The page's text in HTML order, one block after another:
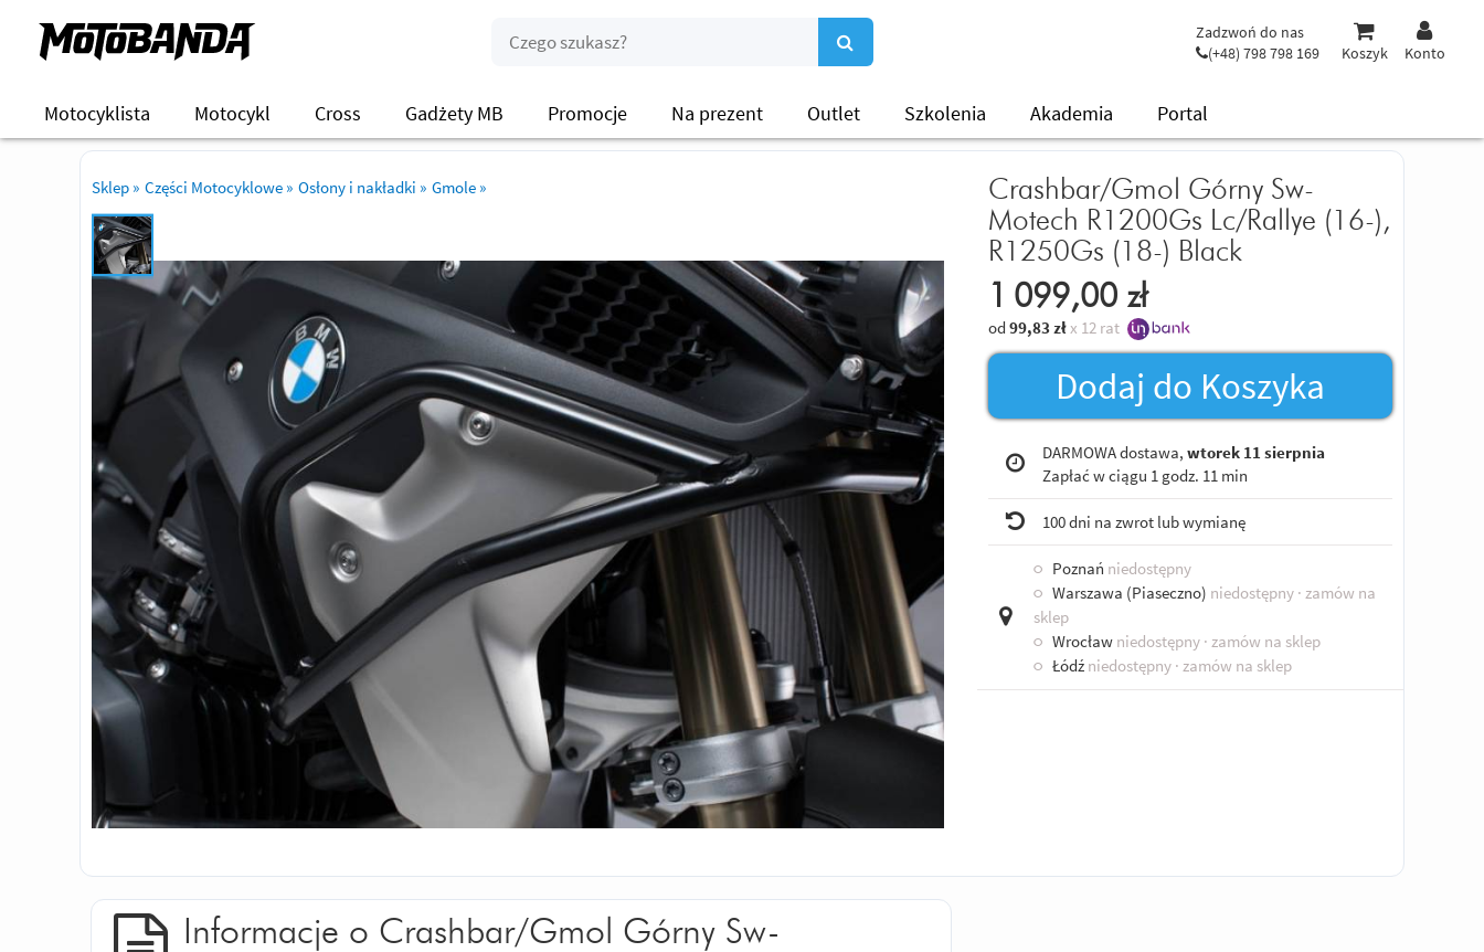
Zadzwoń do nas
(+48) 798 798 169
Koszyk Konto
Motocyklista Motocykl Cross Gadżety MB Promocje Na prezent Outlet Szkolenia Akademia Portal
Sklep » Części Motocyklowe » Osłony i nakładki » Gmole »
Crashbar/Gmol Górny Sw-
Motech R1200Gs Lc/Rallye (16-),
R1250Gs (18-) Black
1 099,00 zł
od 99,83 zł x 12 rat
Dodaj do Koszyka
DARMOWA dostawa, wtorek 11 sierpnia
Zapłać w ciągu 1 godz. 11 min
100 dni na zwrot lub wymianę
○ Poznań niedostępny
○ Warszawa (Piaseczno) niedostępny · zamów na
sklep
○ Wrocław niedostępny · zamów na sklep
○ Łódź niedostępny · zamów na sklep
Informacje o Crashbar/Gmol Górny Sw-